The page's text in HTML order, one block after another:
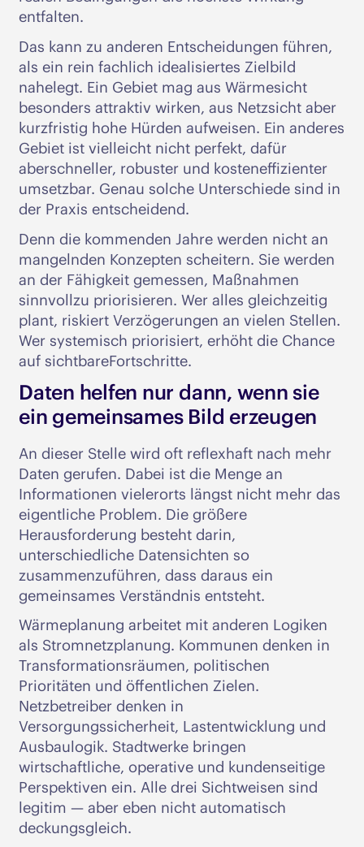
entfalten.
Das kann zu anderen Entscheidungen führen,
als ein rein fachlich idealisiertes Zielbild
nahelegt. Ein Gebiet mag aus Wärmesicht
besonders attraktiv wirken, aus Netzsicht aber
kurzfristig hohe Hürden aufweisen. Ein anderes
Gebiet ist vielleicht nicht perfekt, dafür
aberschneller, robuster und kosteneffizienter
umsetzbar. Genau solche Unterschiede sind in
der Praxis entscheidend.
Denn die kommenden Jahre werden nicht an
mangelnden Konzepten scheitern. Sie werden
an der Fähigkeit gemessen, Maßnahmen
sinnvollzu priorisieren. Wer alles gleichzeitig
plant, riskiert Verzögerungen an vielen Stellen.
Wer systemisch priorisiert, erhöht die Chance
auf sichtbareFortschritte.
Daten helfen nur dann, wenn sie
ein gemeinsames Bild erzeugen
An dieser Stelle wird oft reflexhaft nach mehr
Daten gerufen. Dabei ist die Menge an
Informationen vielerorts längst nicht mehr das
eigentliche Problem. Die größere
Herausforderung besteht darin,
unterschiedliche Datensichten so
zusammenzuführen, dass daraus ein
gemeinsames Verständnis entsteht.
Wärmeplanung arbeitet mit anderen Logiken
als Stromnetzplanung. Kommunen denken in
Transformationsräumen, politischen
Prioritäten und öffentlichen Zielen.
Netzbetreiber denken in
Versorgungssicherheit, Lastentwicklung und
Ausbaulogik. Stadtwerke bringen
wirtschaftliche, operative und kundenseitige
Perspektiven ein. Alle drei Sichtweisen sind
legitim — aber eben nicht automatisch
deckungsgleich.